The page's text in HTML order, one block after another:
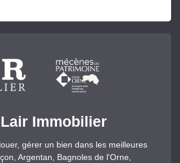
Immobilier
gérer un bien dans les meilleures
Argentan, Bagnoles de l'Orne,